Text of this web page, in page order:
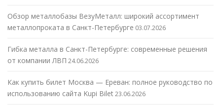
Обзор металлобазы ВезуМеталл: широкий ассортимент
металлопроката в Санкт-Петербурге 03.07.2026
Гибка металла в Санкт-Петербурге: современные решения
от компании ЛВП 24.06.2026
Как купить билет Москва — Ереван: полное руководство по
использованию сайта Kupi Bilet23.06.2026